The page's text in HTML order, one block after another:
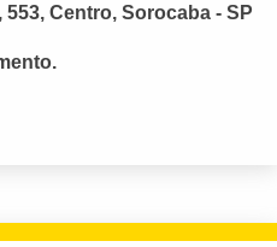
Centro, Sorocaba - SP